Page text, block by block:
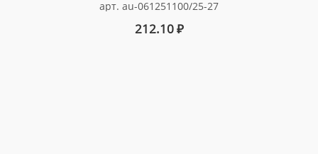
арт. au-061251100/25-27
212.10₽